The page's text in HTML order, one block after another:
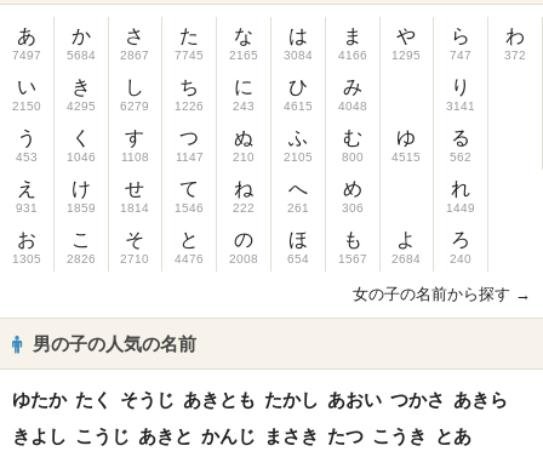
あ
7497
い
2150
う
453
え
931
お
1305
か
5684
き
4295
く
1046
け
1859
こ
2826
さ
2867
し
6279
す
1108
せ
1814
そ
2710
た
7745
ち
1226
つ
1147
て
1546
と
4476
な
2165
に
243
ぬ
210
ね
222
の
2008
は
3084
ひ
4615
ふ
2105
へ
261
ほ
654
ま
4166
み
4048
む
800
め
306
も
1567
や
1295
ゆ
4515
よ
2684
ら
747
り
3141
る
562
れ
1449
ろ
240
わ
372
女の子の名前から探す →
男の子の人気の名前
ゆたか たく そうじ あきとも たかし あおい つかさ あきら
きよし こうじ あきと かんじ まさき たつ こうき
とあ